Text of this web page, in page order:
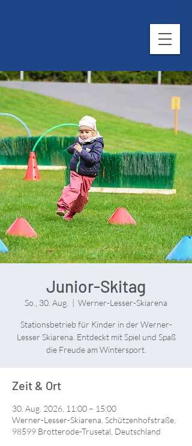
Junior-Skitag
So., 30. Aug.
  |
Werner-Lesser-Skiarena
Stationsbetrieb für Kinder in der Werner-
Lesser Skiarena. Entdeckt mit Spiel und Spaß
die Freude am Wintersport.
Zeit & Ort
30. Aug. 2026, 11:00 – 15:00
Werner-Lesser-Skiarena, Schützenhofstraße,
98599 Brotterode-Trusetal, Deutschland